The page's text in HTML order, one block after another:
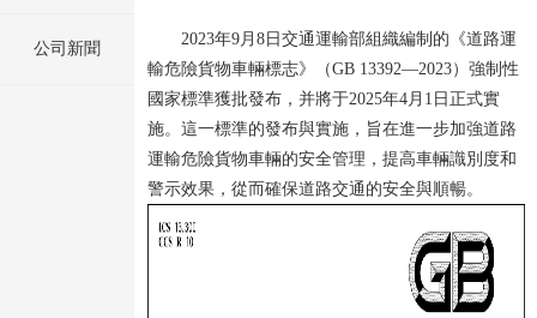
公司新聞
2023年9月8日交通運輸部組織編制的《道路運
輸危險貨物車輛標志》（GB 13392—2023）強制性
國家標準獲批發布，并將于2025年4月1日正式實
施。這一標準的發布與實施，旨在進一步加強道路
運輸危險貨物車輛的安全管理，提高車輛識別度和
警示效果，從而確保道路交通的安全與順暢。